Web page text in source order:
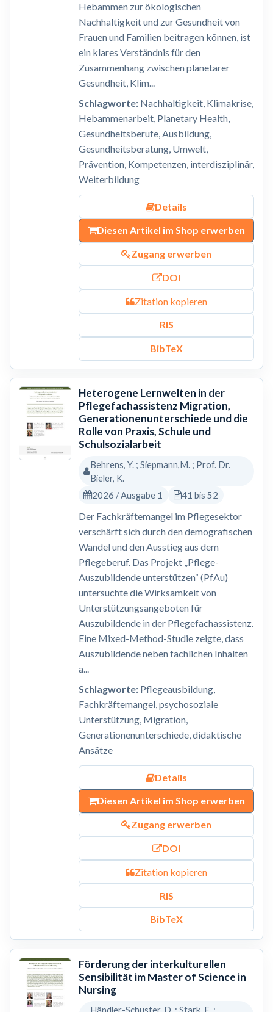
Hebammen zur ökologischen
Nachhaltigkeit und zur Gesundheit von
Frauen und Familien beitragen können, ist
ein klares Verständnis für den
Zusammenhang zwischen planetarer
Gesundheit, Klim...
Schlagworte:Nachhaltigkeit, Klimakrise,
Hebammenarbeit, Planetary Health,
Gesundheitsberufe, Ausbildung,
Gesundheitsberatung, Umwelt,
Prävention, Kompetenzen, interdisziplinär,
Weiterbildung
Details
Diesen Artikel im Shop erwerben
Zugang erwerben
DOI
Zitation kopieren
RIS
BibTeX
Heterogene Lernwelten in der
Pflegefachassistenz Migration,
Generationenunterschiede und die
Rolle von Praxis, Schule und
Schulsozialarbeit
Behrens, Y. ; Siepmann,M. ; Prof. Dr.
Bieler, K.
2026 / Ausgabe 1
41 bis 52
Der Fachkräftemangel im Pflegesektor
verschärft sich durch den demografischen
Wandel und den Ausstieg aus dem
Pflegeberuf. Das Projekt „Pflege-
Auszubildende unterstützen“ (PfAu)
untersuchte die Wirksamkeit von
Unterstützungsangeboten für
Auszubildende in der Pflegefachassistenz.
Eine Mixed-Method-Studie zeigte, dass
Auszubildende neben fachlichen Inhalten
a...
Schlagworte:Pflegeausbildung,
Fachkräftemangel, psychosoziale
Unterstützung, Migration,
Generationenunterschiede, didaktische
Ansätze
Details
Diesen Artikel im Shop erwerben
Zugang erwerben
DOI
Zitation kopieren
RIS
BibTeX
Förderung der interkulturellen
Sensibilität im Master of Science in
Nursing
Händler-Schuster, D. ; Stark, E. ;